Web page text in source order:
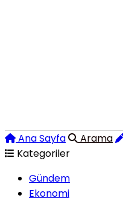
Ana Sayfa Arama
Kategoriler
Gündem
Ekonomi